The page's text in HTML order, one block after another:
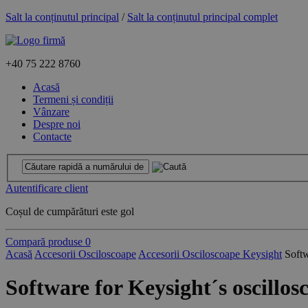
Salt la conținutul principal / Salt la conținutul principal complet
+40 75 222 8760
Acasă
Termeni și condiții
Vânzare
Despre noi
Contacte
Autentificare client
Coșul de cumpărături este gol
Compară produse 0
Acasă Accesorii Osciloscoape Accesorii Osciloscoape Keysight
Software for Keysight´s